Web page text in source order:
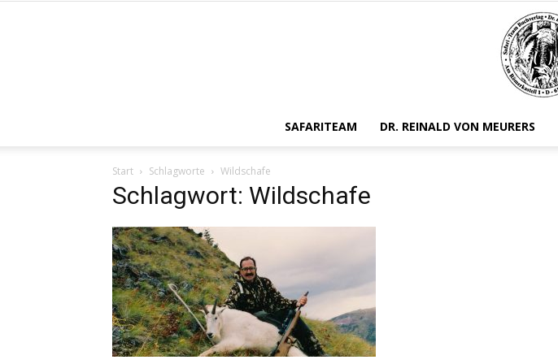
SAFARITEAM DR. REINALD VON MEURERS
Start Schlagworte Wildschafe
Schlagwort: Wildschafe